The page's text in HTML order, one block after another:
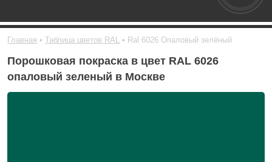
Главная Таблица цветов RAL Ral 6026 Опаловый зелёный
Порошковая покраска в цвет RAL 6026
опаловый зеленый в Москве